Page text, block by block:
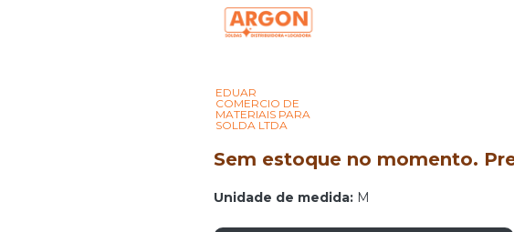
EDUAR
COMERCIO DE
MATERIAIS PARA
SOLDA LTDA
Sem estoque no momento.
Unidade de medida:M